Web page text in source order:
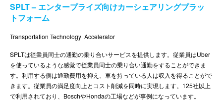
SPLT – エンタープライズ向けカーシェアリングプラッ
トフォーム
Transportation Technology Accelerator
SPLTは従業員同士の通勤の乗り合いサービスを提供します。従業員はUber
を使っているような感覚で従業員同士の乗り合い通勤をすることができま
す。利用する側は通勤費用を抑え、車を持っている人は収入を得ることがで
きます。従業員の満足度向上とコスト削減を同時に実現します。125社以上
で利用されており、BoschやHondaの工場などが事例になっています。